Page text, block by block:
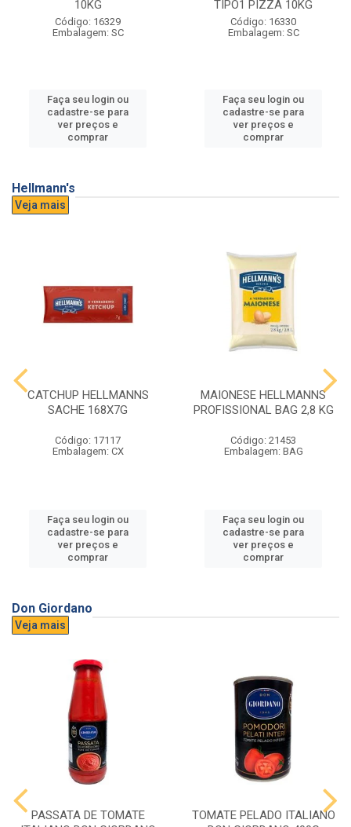
10KG
Código: 16329
Embalagem: SC
Faça seu login ou
cadastre-se para
ver preços e
comprar
TIPO1 PIZZA 10KG
Código: 16330
Embalagem: SC
Faça seu login ou
cadastre-se para
ver preços e
comprar
Hellmann's
Veja mais
CATCHUP HELLMANNS
SACHE 168X7G
Código: 17117
Embalagem: CX
Faça seu login ou
cadastre-se para
ver preços e
comprar
MAIONESE HELLMANNS
PROFISSIONAL BAG 2,8 KG
Código: 21453
Embalagem: BAG
Faça seu login ou
cadastre-se para
ver preços e
comprar
Don Giordano
Veja mais
PASSATA DE TOMATE
TOMATE PELADO ITALIANO